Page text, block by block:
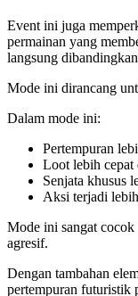
Event ini juga
permainan yang
langsung
Mode ini dirancang
Dalam mode ini:
Pertempuran
Loot lebih cepat
Senjata khusus
Aksi terjadi
Mode ini sangat
agresif.
Dengan tambahan
pertempuran futuristik